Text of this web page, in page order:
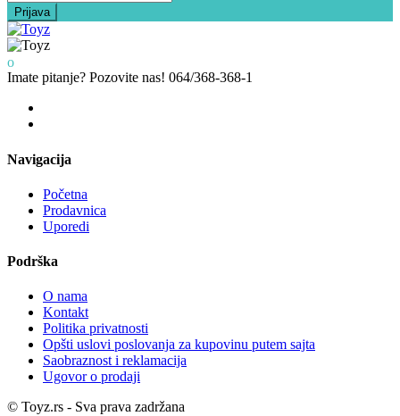
Imate pitanje? Pozovite nas! 064/368-368-1
Navigacija
Početna
Prodavnica
Uporedi
Podrška
O nama
Kontakt
Politika privatnosti
Opšti uslovi poslovanja za kupovinu putem sajta
Saobraznost i reklamacija
Ugovor o prodaji
© Toyz.rs - Sva prava zadržana